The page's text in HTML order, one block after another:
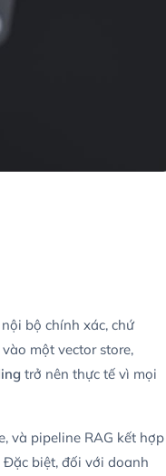
bộ chính xác, chứ
một vector store,
trở nên thực tế vì mọi
và pipeline RAG kết hợp
biệt, đối với doanh